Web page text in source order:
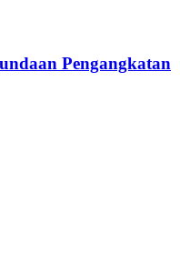
Pengangkatan